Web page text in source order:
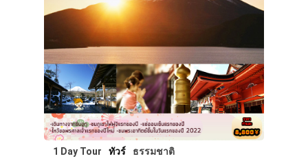
1 Day Tour ทัวร์ ธรรมชาติ